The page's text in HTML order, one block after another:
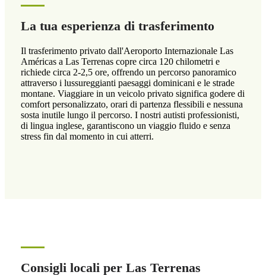
La tua esperienza di trasferimento
Il trasferimento privato dall'Aeroporto Internazionale Las
Américas a Las Terrenas copre circa 120 chilometri e
richiede circa 2-2,5 ore, offrendo un percorso panoramico
attraverso i lussureggianti paesaggi dominicani e le strade
montane. Viaggiare in un veicolo privato significa godere di
comfort personalizzato, orari di partenza flessibili e nessuna
sosta inutile lungo il percorso. I nostri autisti professionisti,
di lingua inglese, garantiscono un viaggio fluido e senza
stress fin dal momento in cui atterri.
Consigli locali per Las Terrenas